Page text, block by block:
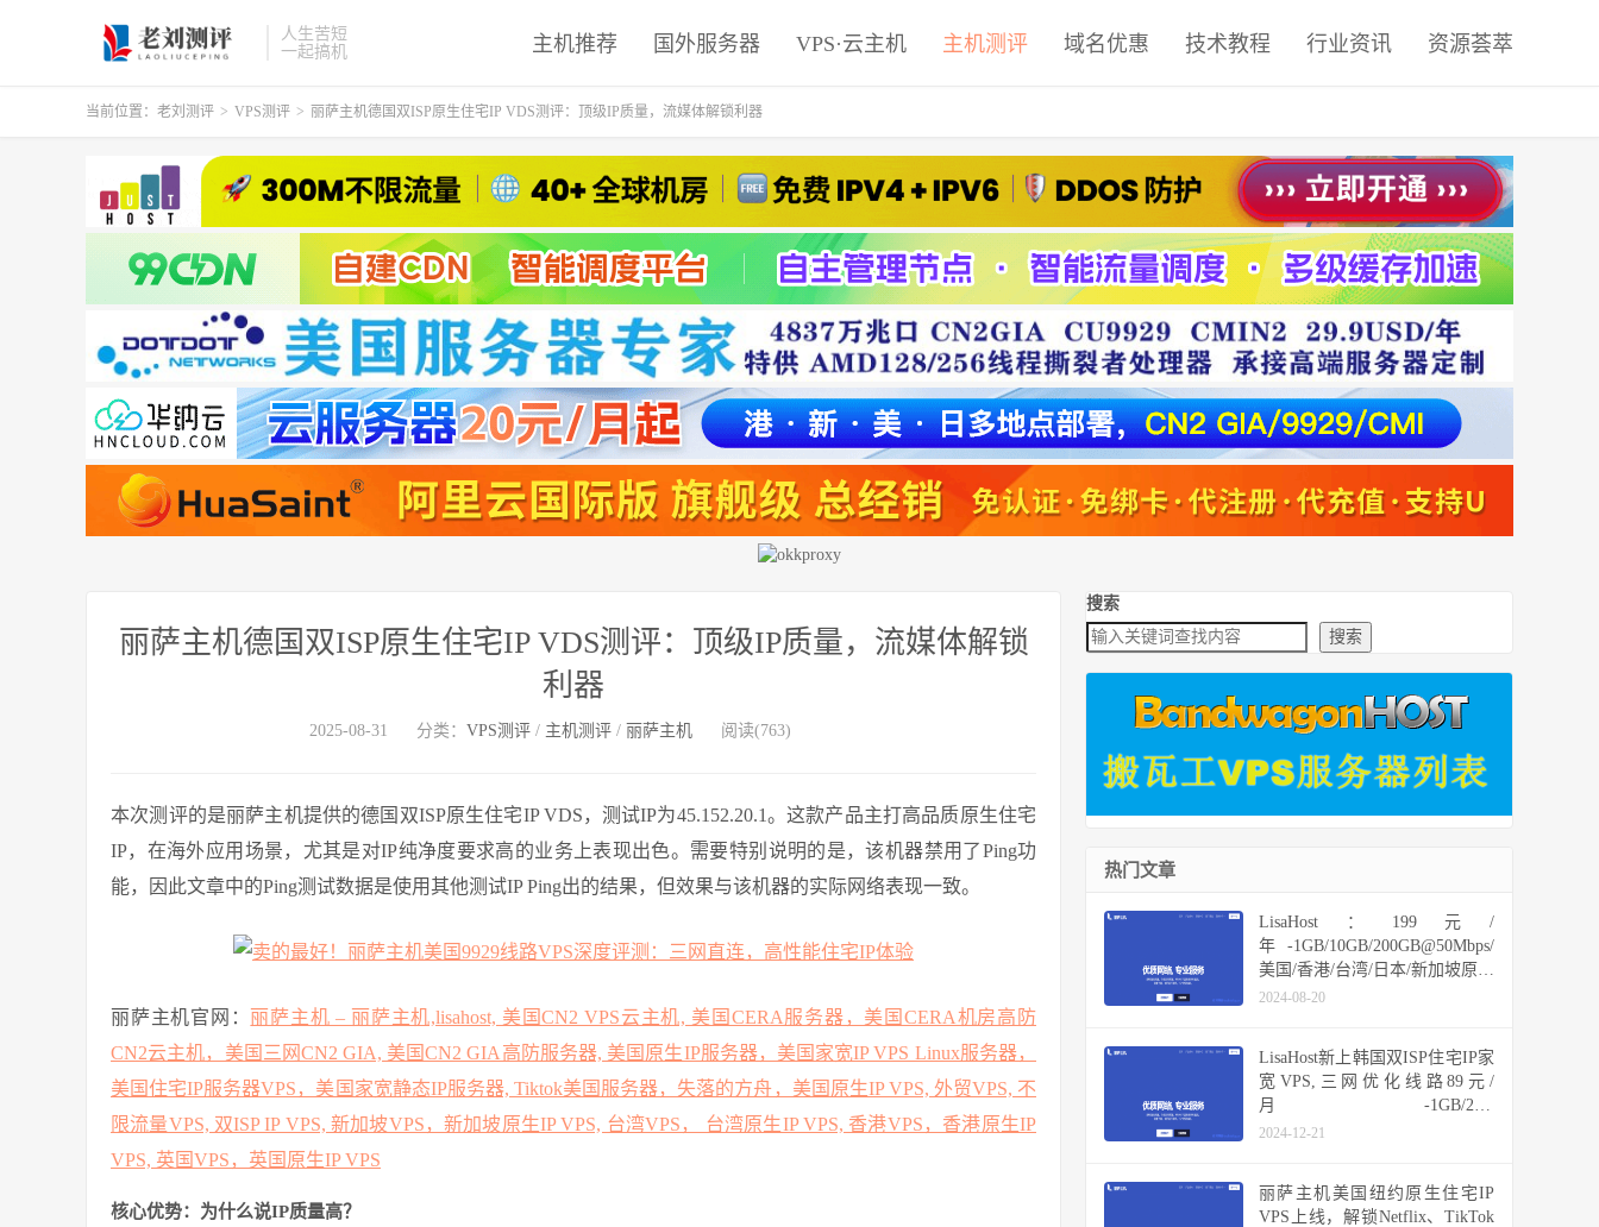
人生苦短
一起搞机
主机推荐 国外服务器 VPS·云主机 主机测评 域名优惠 技术教程 行业资讯 资源荟萃
当前位置： 老刘测评 > VPS测评 > 丽萨主机德国双ISP原生住宅IP VDS测评：顶级IP质量，流媒体解锁利器
丽萨主机德国双ISP原生住宅IP VDS测评：顶级IP质量，流媒体解锁
利器
2025-08-31 分类： VPS测评/ 主机测评/ 丽萨主机 阅读(763)
本次测评的是丽萨主机提供的德国双ISP原生住宅IP VDS，测试IP为45.152.20.1。这款产品主打高品质原生住宅
IP，在海外应用场景，尤其是对IP纯净度要求高的业务上表现出色。需要特别说明的是，该机器禁用了Ping功
能，因此文章中的Ping测试数据是使用其他测试IP Ping出的结果，但效果与该机器的实际网络表现一致。
丽萨主机官网： 丽萨主机 – 丽萨主机,lisahost, 美国CN2 VPS云主机, 美国CERA服务器，美国CERA机房高防
CN2云主机，美国三网CN2 GIA, 美国CN2 GIA高防服务器, 美国原生IP服务器，美国家宽IP VPS Linux服务器，
美国住宅IP服务器VPS，美国家宽静态IP服务器, Tiktok美国服务器，失落的方舟，美国原生IP VPS, 外贸VPS, 不
限流量VPS, 双ISP IP VPS, 新加坡VPS，新加坡原生IP VPS, 台湾VPS， 台湾原生IP VPS, 香港VPS，香港原生IP
VPS, 英国VPS，英国原生IP VPS
核心优势：为什么说IP质量高？
搜索
搜索
热门文章
LisaHost：199元/
年-1GB/10GB/200GB@50Mbps/
美国/香港/台湾/日本/新加坡原生
IP&ISP住宅IP等
2024-08-20
LisaHost新上韩国双ISP住宅IP家
宽VPS,三网优化线路89元/
月-1GB/20G
NVMe/3TB@100Mbps
2024-12-21
丽萨主机美国纽约原生住宅IP
VPS上线，解锁Netflix、TikTok